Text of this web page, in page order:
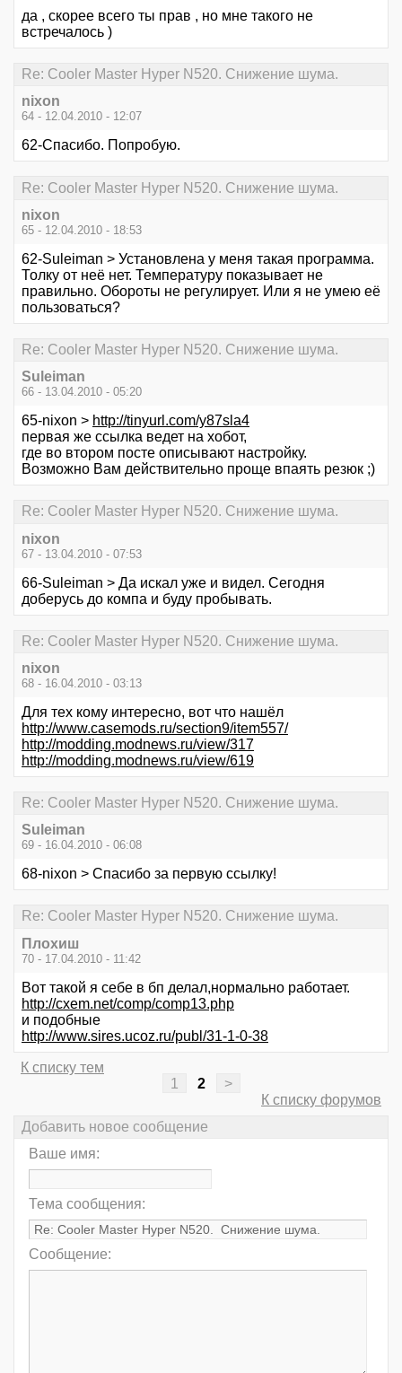
да , скорее всего ты прав , но мне такого не
встречалось )
Re: Cooler Master Hyper N520. Снижение шума.
nixon
64 - 12.04.2010 - 12:07
62-Спасибо. Попробую.
Re: Cooler Master Hyper N520. Снижение шума.
nixon
65 - 12.04.2010 - 18:53
62-Suleiman > Установлена у меня такая программа.
Толку от неё нет. Температуру показывает не
правильно. Обороты не регулирует. Или я не умею её
пользоваться?
Re: Cooler Master Hyper N520. Снижение шума.
Suleiman
66 - 13.04.2010 - 05:20
65-nixon > http://tinyurl.com/y87sla4
первая же ссылка ведет на хобот,
где во втором посте описывают настройку.
Возможно Вам действительно проще впаять резюк ;)
Re: Cooler Master Hyper N520. Снижение шума.
nixon
67 - 13.04.2010 - 07:53
66-Suleiman > Да искал уже и видел. Сегодня
доберусь до компа и буду пробывать.
Re: Cooler Master Hyper N520. Снижение шума.
nixon
68 - 16.04.2010 - 03:13
Для тех кому интересно, вот что нашёл
http://www.casemods.ru/section9/item557/
http://modding.modnews.ru/view/317
http://modding.modnews.ru/view/619
Re: Cooler Master Hyper N520. Снижение шума.
Suleiman
69 - 16.04.2010 - 06:08
68-nixon > Спасибо за первую ссылку!
Re: Cooler Master Hyper N520. Снижение шума.
Плохиш
70 - 17.04.2010 - 11:42
Вот такой я себе в бп делал,нормально работает.
http://cxem.net/comp/comp13.php
и подобные
http://www.sires.ucoz.ru/publ/31-1-0-38
К списку тем
1
2
>
К списку форумов
Добавить новое сообщение
Ваше имя:
Тема сообщения:
Сообщение: